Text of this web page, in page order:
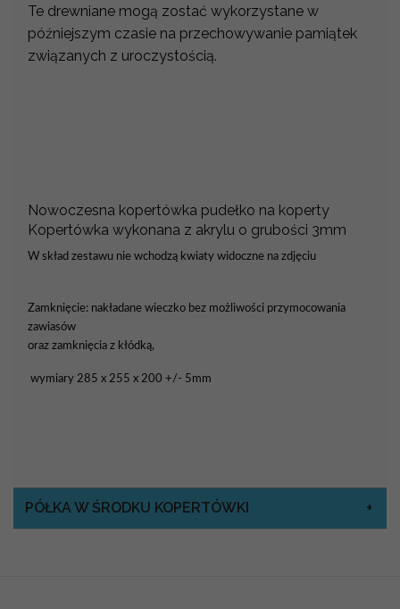
Te drewniane mogą zostać wykorzystane w
późniejszym czasie na przechowywanie pamiątek
związanych z uroczystością.
Nowoczesna kopertówka pudełko na koperty
Kopertówka wykonana z akrylu o grubości 3mm
W skład zestawu nie wchodzą kwiaty widoczne na zdjęciu
Zamknięcie: nakładane wieczko bez możliwości przymocowania
zawiasów
oraz zamknięcia z kłódką,
wymiary 285 x 255 x 200 +/- 5mm
PÓŁKA W ŚRODKU KOPERTÓWKI